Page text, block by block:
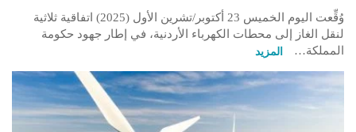
وُقِّعت اليوم الخميس 23 أكتوبر/تشرين الأول (2025) اتفاقية ثلاثية
لنقل الغاز إلى محطات الكهرباء الأردنية، في إطار جهود حكومة
المملكة…
المزيد